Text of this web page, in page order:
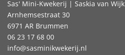
Sas' Mini-Kwekerij | Saskia van Wijk
Arnhemsestraat 30
6971 AR Brummen
06 23 17 68 00
info@sasminikwekerij.nl